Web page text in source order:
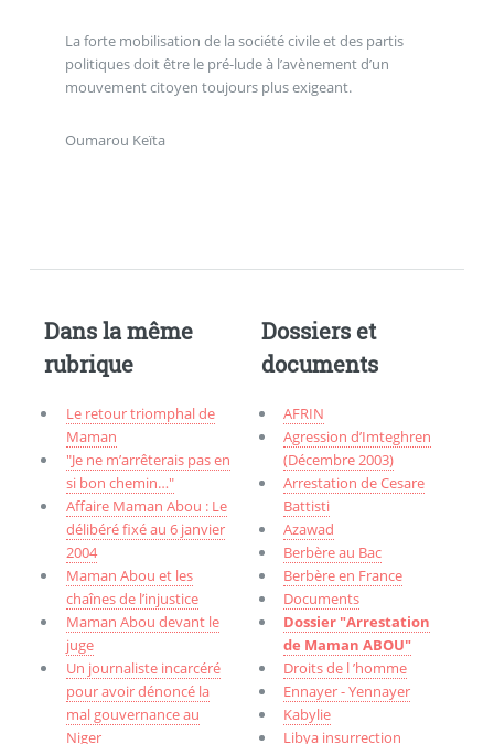
La forte mobilisation de la société civile et des partis
politiques doit être le pré-lude à l’avènement d’un
mouvement citoyen toujours plus exigeant.
Oumarou Keïta
Dans la même
rubrique
Le retour triomphal de
Maman
"Je ne m’arrêterais pas en
si bon chemin…"
Affaire Maman Abou : Le
délibéré fixé au 6 janvier
2004
Maman Abou et les
chaînes de l’injustice
Maman Abou devant le
juge
Un journaliste incarcéré
pour avoir dénoncé la
mal gouvernance au
Niger
Dossiers et
documents
AFRIN
Agression d’Imteghren
(Décembre 2003)
Arrestation de Cesare
Battisti
Azawad
Berbère au Bac
Berbère en France
Documents
Dossier "Arrestation
de Maman ABOU"
Droits de l ’homme
Ennayer - Yennayer
Kabylie
Libya insurrection